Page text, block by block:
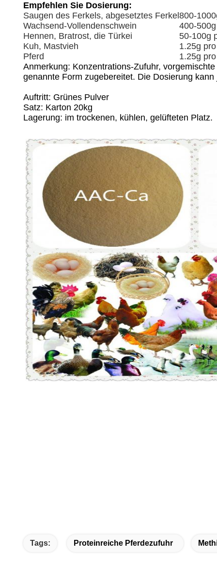
Empfehlen Sie Dosierung:
Saugen des Ferkels, abgesetztes Ferkel 800-
Wachsend-Vollendenschwein
400-
Hennen, Bratrost, die Türkei
50-100g
Kuh, Mastvieh
1.25g
Pferd
1.25g
Anmerkung: Konzentrations-Zufuhr,
genannte Form zugebereitet. Die Dosierung
Auftritt: Grünes Pulver
Satz: Karton 20kg
Lagerung: im trockenen, kühlen, gelüfteten Platz.
Tags: Proteinreiche Pferdezufuhr